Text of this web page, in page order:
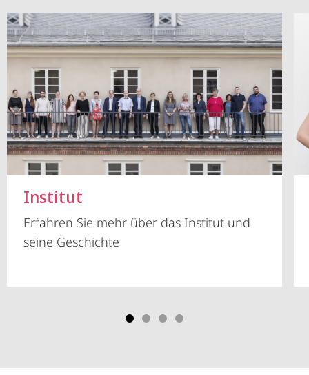
Institut
Erfahren Sie mehr über das Institut und
seine Geschichte